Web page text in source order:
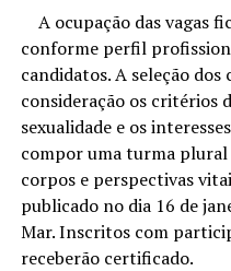
A ocupação das vagas
conforme perfil
candidatos. A seleção
consideração os critérios
sexualidade e os
compor uma turma
corpos e perspectivas
publicado no dia 16 de
Mar. Inscritos com
receberão certificado.